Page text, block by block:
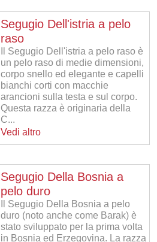
Segugio Dell'istria a pelo
raso
Il Segugio Dell'istria a pelo raso è
un pelo raso di medie dimensioni,
corpo snello ed elegante e capelli
bianchi corti con macchie
arancioni sulla testa e sul corpo.
Questa razza è originaria della
C...
Vedi altro
Segugio Della Bosnia a
pelo duro
Il Segugio Della Bosnia a pelo
duro (noto anche come Barak) è
stato sviluppato per la prima volta
in Bosnia ed Erzegovina. La razza